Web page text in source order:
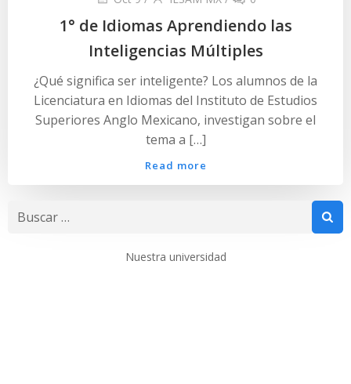
1° de Idiomas Aprendiendo las
Inteligencias Múltiples
¿Qué significa ser inteligente? Los alumnos de la
Licenciatura en Idiomas del Instituto de Estudios
Superiores Anglo Mexicano, investigan sobre el
tema a […]
Read more
Buscar:
Nuestra universidad